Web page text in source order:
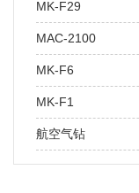
MK-F29
MAC-2100
MK-F6
MK-F1
航空气钻